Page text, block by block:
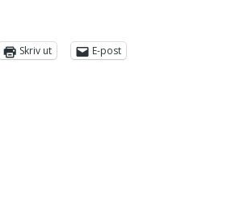
Skriv ut
E-post